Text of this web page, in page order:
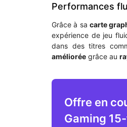
Performances
Grâce à sa carte
expérience de jeu
dans des titres
améliorée grâce au
Offre en
Gaming